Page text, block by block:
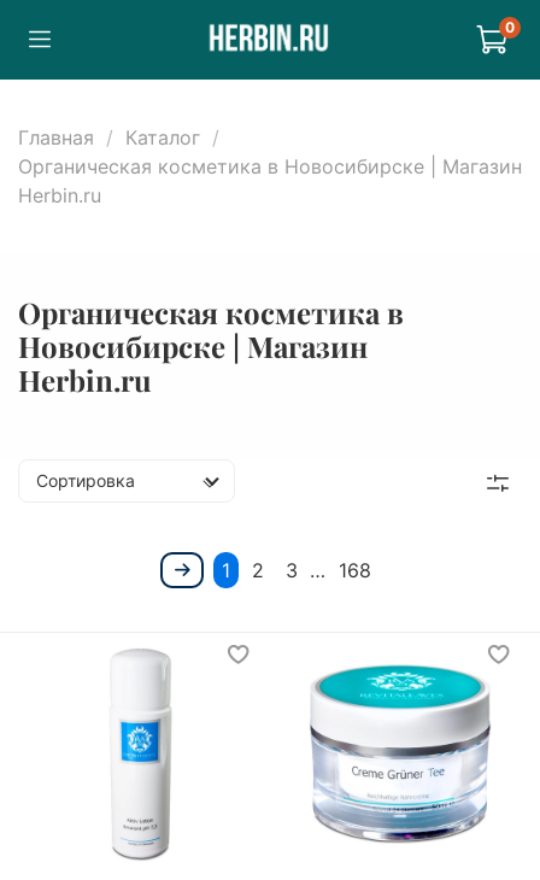
0
Главная
Каталог
Органическая косметика в Новосибирске | Магазин
Herbin.ru
Органическая косметика в
Новосибирске | Магазин
Herbin.ru
1 2 3 … 168
Сортировка